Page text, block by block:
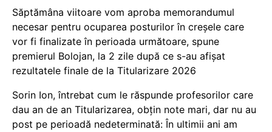
Săptămâna viitoare vom aproba memorandumul
necesar pentru ocuparea posturilor în creșele care
vor fi finalizate în perioada următoare, spune
premierul Bolojan, la 2 zile după ce s-au afișat
rezultatele finale de la Titularizare 2026
Sorin Ion, întrebat cum le răspunde profesorilor care
dau an de an Titularizarea, obțin note mari, dar nu au
post pe perioadă nedeterminată: În ultimii ani am